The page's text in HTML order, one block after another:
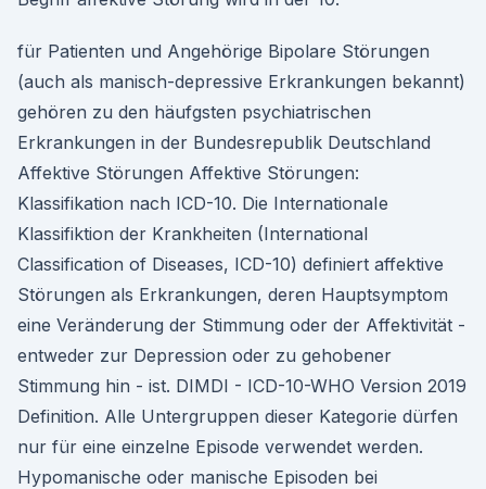
für Patienten und Angehörige Bipolare Störungen
(auch als manisch-depressive Erkrankungen bekannt)
gehören zu den häufgsten psychiatrischen
Erkrankungen in der Bundesrepublik Deutschland
Affektive Störungen Affektive Störungen:
Klassifikation nach ICD-10. Die InternationaIe
Klassifiktion der Krankheiten (International
Classification of Diseases, ICD-10) definiert affektive
Störungen als Erkrankungen, deren Hauptsymptom
eine Veränderung der Stimmung oder der Affektivität -
entweder zur Depression oder zu gehobener
Stimmung hin - ist. DIMDI - ICD-10-WHO Version 2019
Definition. Alle Untergruppen dieser Kategorie dürfen
nur für eine einzelne Episode verwendet werden.
Hypomanische oder manische Episoden bei